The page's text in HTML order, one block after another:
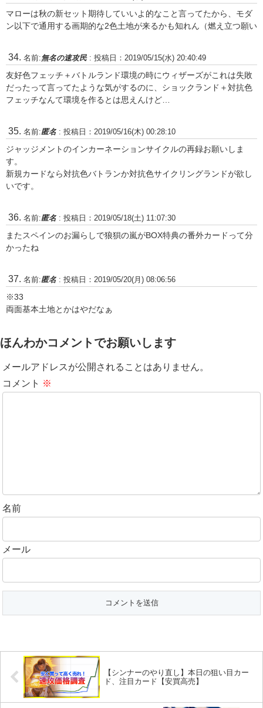
マローは秋の新セット期待していいよ的なこと言ってたから、モダ
ン以下で通用する画期的な2色土地が来るかも知れん（燃え立つ願い
名前:無名の速攻民: 投稿日：2019/05/15(水) 20:40:49
友好色フェッチ＋バトルランド環境の時にウィザーズがこれは失敗
だったって言ってたような気がするのに、ショックランド＋対抗色
フェッチなんて環境を作るとは思えんけど…
名前:匿名 : 投稿日：2019/05/16(木) 00:28:10
ジャッジメントのインカーネーションサイクルの再録お願いしま
す。
新規カードなら対抗色バトランか対抗色サイクリングランドが欲し
いです。
名前:匿名 : 投稿日：2019/05/18(土) 11:07:30
またスペインのお漏らしで狼狽の嵐がBOX特典の番外カードって分
かったね
名前:匿名 : 投稿日：2019/05/20(月) 08:06:56
※33
両面基本土地とかはやだなぁ
ほんわかコメントでお願いします
メールアドレスが公開されることはありません。
コメント ※
名前
メール
【シンナーのやり直し】本日の狙い目カー
ド、注目カード【安買高売】